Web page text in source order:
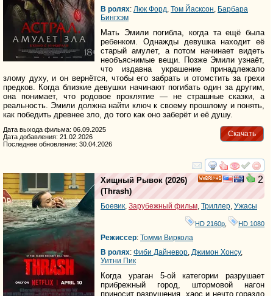
В ролях: Люк Форд, Том Йаcксон, Барбара
Бингхэм
Мать Эмили погибла, когда та ещё была
ребенком. Однажды девушка находит её
старый амулет, а потом начинает видеть
необъяснимые вещи. Позже Эмили узнаёт,
что издавна украшение принадлежало
злому духу, и он вернётся, чтобы его забрать и отомстить за грехи
предков. Когда близкие девушки начинают погибать один за другим,
она понимает, что родовое проклятие — не страшные сказки, а
реальность. Эмили должна найти ключ к своему прошлому и понять,
как победить древнее зло, до того как оно заберёт и её душу.
Скачать
Дата выхода фильма: 06.09.2025
Дата добавления: 21.02.2026
Последнее обновление: 30.04.2026
смотреть
2
Хищный Рывок (2026)
(Thrash)
Боевик, Зарубежный фильм, Триллер, Ужасы
HD 2160р HD 1080
Режиссер: Томми Виркола
В ролях: Фиби Дайневор, Джимон Хонсу,
Уитни Пик
Когда ураган 5-ой категории разрушает
прибрежный город, штормовой нагон
приносит разрушения, хаос и нечто гораздо